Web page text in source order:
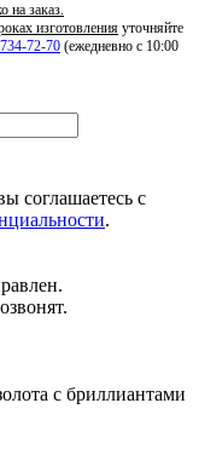
на заказ.
изготовления уточняйте
72-70 (ежедневно с 10:00
соглашаетесь с
.
с бриллиантами